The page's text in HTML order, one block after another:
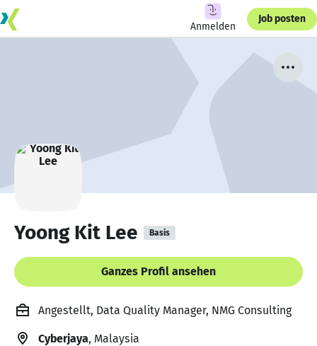
Anmelden
Job posten
Yoong Kit Lee Basis
Ganzes Profil ansehen
Angestellt, Data Quality Manager, NMG Consulting
Cyberjaya, Malaysia